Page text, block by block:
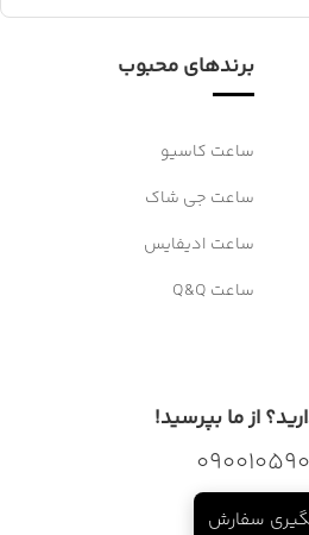
برندهای محبوب
ساعت کاسیو
ساعت جی شاک
ساعت ادیفایس
ساعت Q&Q
از ما بپرسید!
سفارش